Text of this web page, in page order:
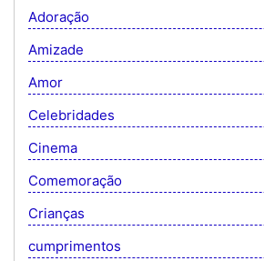
Adoração
Amizade
Amor
Celebridades
Cinema
Comemoração
Crianças
cumprimentos